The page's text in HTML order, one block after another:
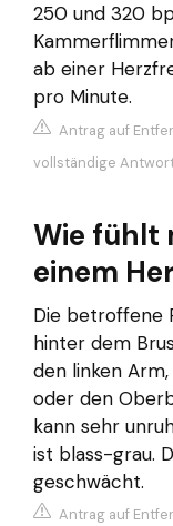
250 und 320
ab einer
pro Minute.
Antrag auf
vollständige
Wie fühlt
einem
Die betroffene
hinter dem
den linken
oder den
kann sehr
ist blass-grau.
geschwächt.
Antrag auf